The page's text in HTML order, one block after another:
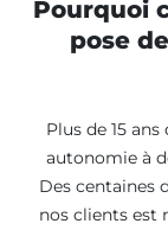
Pourquoi
pose
Plus de 15
autonomie à
Des centaines
nos clients est